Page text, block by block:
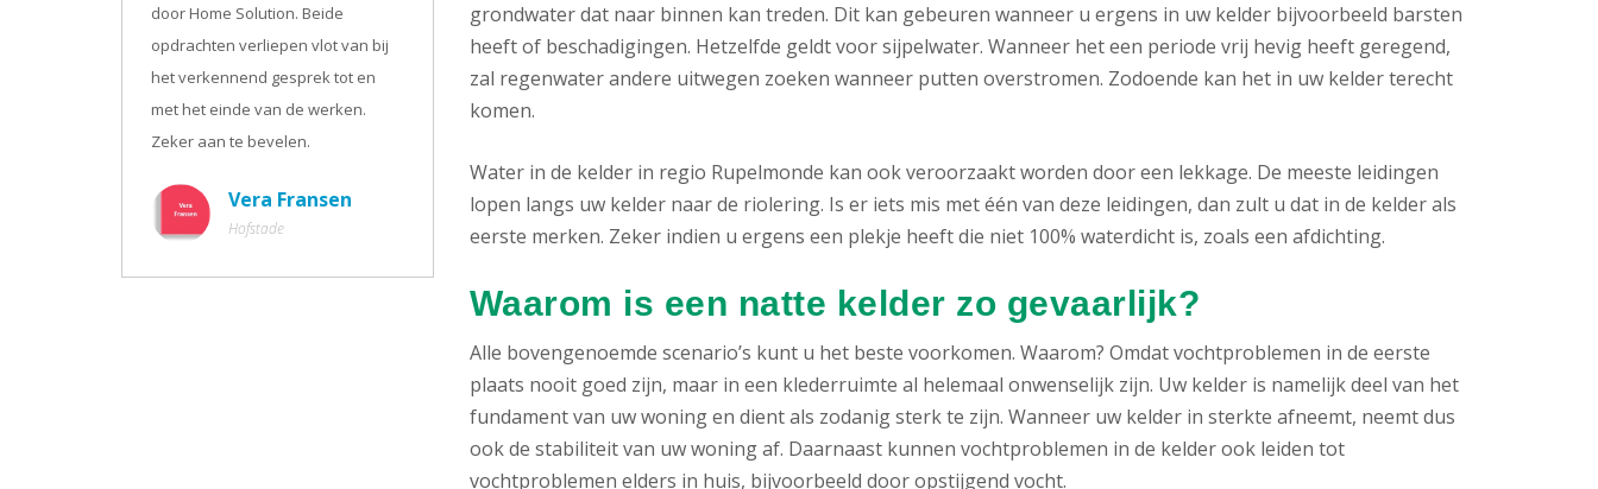
door Home Solution. Beide
opdrachten verliepen vlot van bij
het verkennend gesprek tot en
met het einde van de werken.
Zeker aan te bevelen.
Vera Fransen
Hofstade
grondwater dat naar binnen kan treden. Dit kan gebeuren wanneer u ergens in uw kelder bijvoorbeeld barsten
heeft of beschadigingen. Hetzelfde geldt voor sijpelwater. Wanneer het een periode vrij hevig heeft geregend,
zal regenwater andere uitwegen zoeken wanneer putten overstromen. Zodoende kan het in uw kelder terecht
komen.
Water in de kelder in regio Rupelmonde kan ook veroorzaakt worden door een lekkage. De meeste leidingen
lopen langs uw kelder naar de riolering. Is er iets mis met één van deze leidingen, dan zult u dat in de kelder als
eerste merken. Zeker indien u ergens een plekje heeft die niet 100% waterdicht is, zoals een afdichting.
Waarom is een natte kelder zo gevaarlijk?
Alle bovengenoemde scenario’s kunt u het beste voorkomen. Waarom? Omdat vochtproblemen in de eerste
plaats nooit goed zijn, maar in een klederruimte al helemaal onwenselijk zijn. Uw kelder is namelijk deel van het
fundament van uw woning en dient als zodanig sterk te zijn. Wanneer uw kelder in sterkte afneemt, neemt dus
ook de stabiliteit van uw woning af. Daarnaast kunnen vochtproblemen in de kelder ook leiden tot
vochtproblemen elders in huis, bijvoorbeeld door opstijgend vocht.